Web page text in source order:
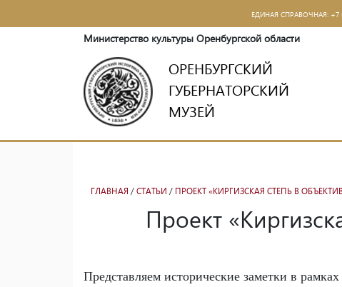
ЕДИНАЯ СПРАВОЧНАЯ: +7
Министерство культуры Оренбургской области
ОРЕНБУРГСКИЙ
ГУБЕРНАТОРСКИЙ
МУЗЕЙ
ГЛАВНАЯ / СТАТЬИ / ПРОЕКТ «КИРГИЗСКАЯ СТЕПЬ В
Проект
Представляем исторические заметки в